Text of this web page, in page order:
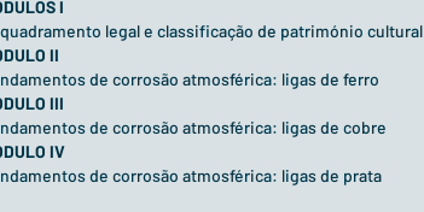
I
legal e classificação de património cultural
II
de corrosão atmosférica: ligas de ferro
III
de corrosão atmosférica: ligas de cobre
IV
de corrosão atmosférica: ligas de prata